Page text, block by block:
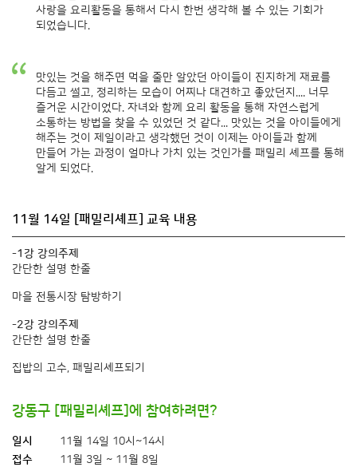
사랑을 요리활동을 통해서 다시 한번 생각해 볼 수 있는 기회가
되었습니다.
맛있는 것을 해주면 먹을 줄만 알았던 아이들이 진지하게 재료를
다듬고 썰고, 정리하는 모습이 어찌나 대견하고 좋았던지.... 너무
즐거운 시간이었다. 자녀와 함께 요리 활동을 통해 자연스럽게
소통하는 방법을 찾을 수 있었던 것 같다... 맛있는 것을 아이들에게
해주는 것이 제일이라고 생각했던 것이 이제는 아이들과 함께
만들어 가는 과정이 얼마나 가치 있는 것인가를 패밀리 셰프를 통해
알게 되었다.
11월 14일 [패밀리셰프] 교육 내용
-1강 강의주제
간단한 설명 한줄
마을 전통시장 탐방하기
-2강 강의주제
간단한 설명 한줄
집밥의 고수, 패밀리셰프되기
강동구 [패밀리셰프]에 참여하려면?
일시
11월 14일 10시~14시
접수
11월 3일 ~ 11월 8일